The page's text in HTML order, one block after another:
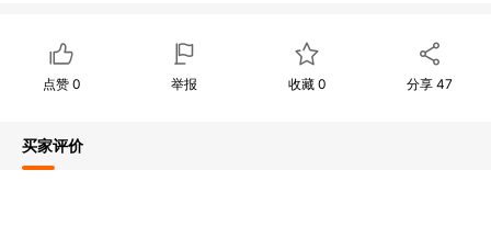
点赞 0 举报 收藏 0 分享 47
买家评价